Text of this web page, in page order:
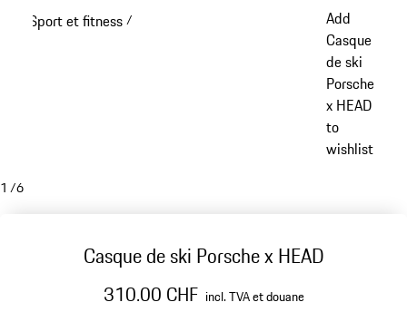
principalSport et fitness /
Add
Casque
de ski
Porsche
x HEAD
to
wishlist
1 /6
Casque de ski Porsche x HEAD
310.00 CHF incl. TVA et douane